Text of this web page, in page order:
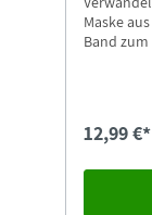
Maske
Band
12,99 €*